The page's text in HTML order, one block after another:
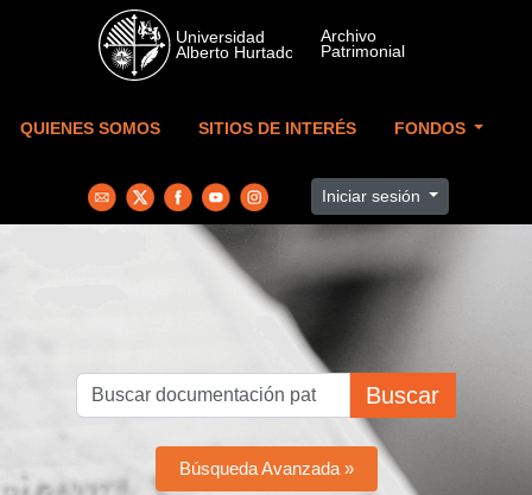
Skip to main content
QUIENES SOMOS SITIOS DE INTERÉS FONDOS
Iniciar sesión
Buscar
Búsqueda Avanzada »